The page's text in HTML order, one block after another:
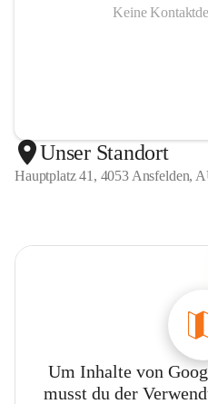
Keine
Unser Standort
Hauptplatz 41, 4053 Ansfelden,
Um Inhalte von
musst du der